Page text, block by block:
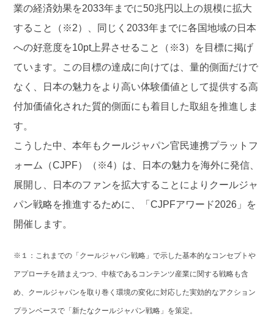
業の経済効果を2033年までに50兆円以上の規模に拡大
すること（※2）、同じく2033年までに各国地域の日本
への好意度を10pt上昇させること（※3）を目標に掲げ
ています。この目標の達成に向けては、量的側面だけで
なく、日本の魅力をより高い体験価値として提供する高
付加価値化された質的側面にも着目した取組を推進しま
す。
こうした中、本年もクールジャパン官民連携プラットフ
ォーム（CJPF）（※4）は、日本の魅力を海外に発信、
展開し、日本のファンを拡大することによりクールジャ
パン戦略を推進するために、「CJPFアワード2026」を
開催します。
※１：これまでの「クールジャパン戦略」で示した基本的なコンセプトや
アプローチを踏まえつつ、中核であるコンテンツ産業に関する戦略も含
め、クールジャパンを取り巻く環境の変化に対応した実効的なアクション
プランベースで「新たなクールジャパン戦略」を策定。